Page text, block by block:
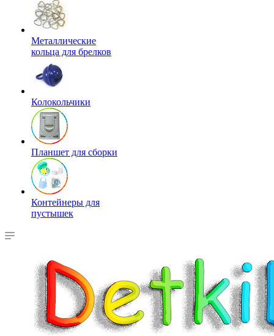
Металлические
кольца для брелков
Колокольчики
Планшет для сборки
Контейнеры для
пустышек